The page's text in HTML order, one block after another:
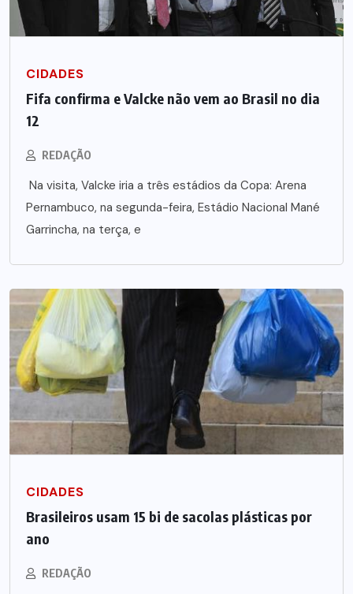
CIDADES
Fifa confirma e Valcke não vem ao Brasil no dia
12
REDAÇÃO
Na visita, Valcke iria a três estádios da Copa: Arena
Pernambuco, na segunda-feira, Estádio Nacional Mané
Garrincha, na terça, e
CIDADES
Brasileiros usam 15 bi de sacolas plásticas por
ano
REDAÇÃO